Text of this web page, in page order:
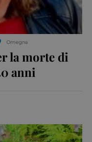
Omegna
la morte di
anni